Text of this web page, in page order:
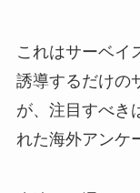
これはサーベイ
誘導するだけの
が、注目すべき
れた海外アンケ